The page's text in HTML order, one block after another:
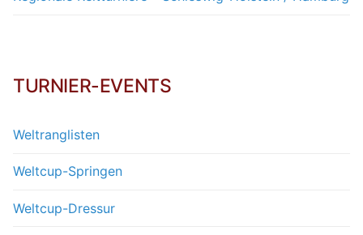
TURNIER-EVENTS
Weltranglisten
Weltcup-Springen
Weltcup-Dressur